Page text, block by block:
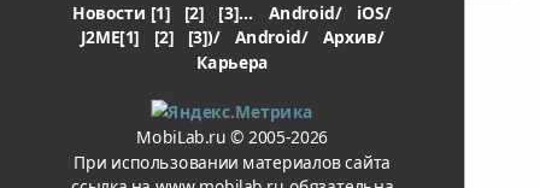
Новости [1] [2] [3]... Android/ iOS/
J2ME[1] [2] [3])/ Android/ Архив/
Карьера
MobiLab.ru © 2005-2026
При использовании материалов сайта